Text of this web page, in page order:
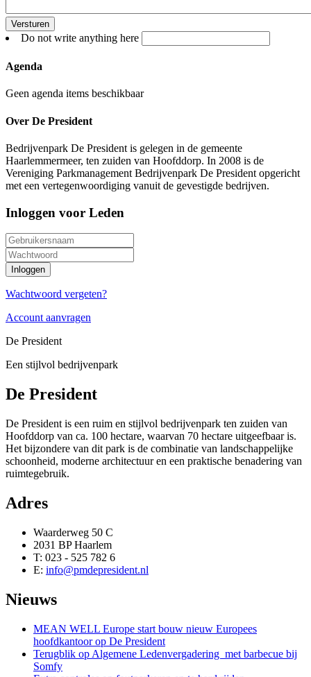
Do not write anything here
Agenda
Geen agenda items beschikbaar
Over De President
Bedrijvenpark De President is gelegen in de gemeente
Haarlemmermeer, ten zuiden van Hoofddorp. In 2008 is de
Vereniging Parkmanagement Bedrijvenpark De President opgericht
met een vertegenwoordiging vanuit de gevestigde bedrijven.
Inloggen voor Leden
Wachtwoord vergeten?
Account aanvragen
De President
Een stijlvol bedrijvenpark
De President
De President is een ruim en stijlvol bedrijvenpark ten zuiden van
Hoofddorp van ca. 100 hectare, waarvan 70 hectare uitgeefbaar is.
Het bijzondere van dit park is de combinatie van landschappelijke
schoonheid, moderne architectuur en een praktische benadering van
ruimtegebruik.
Adres
Waarderweg 50 C
2031 BP Haarlem
T: 023 - 525 782 6
E: info@pmdepresident.nl
Nieuws
MEAN WELL Europe start bouw nieuw Europees
hoofdkantoor op De President
Terugblik op Algemene Ledenvergadering met barbecue bij
Somfy